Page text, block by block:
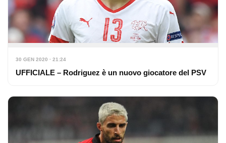
30 GEN 2020 · 21:24
UFFICIALE – Rodriguez è un nuovo giocatore del PSV